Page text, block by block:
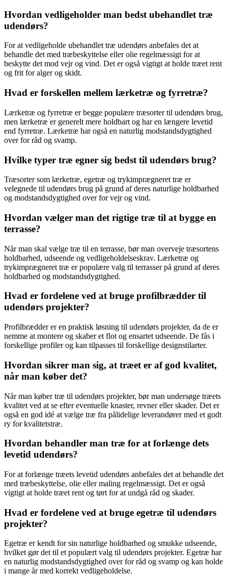
Hvordan vedligeholder man bedst ubehandlet træ
udendørs?
For at vedligeholde ubehandlet træ udendørs anbefales det at
behandle det med træbeskyttelse eller olie regelmæssigt for at
beskytte det mod vejr og vind. Det er også vigtigt at holde træet rent
og frit for alger og skidt.
Hvad er forskellen mellem lærketræ og fyrretræ?
Lærketræ og fyrretræ er begge populære træsorter til udendørs brug,
men lærketræ er generelt mere holdbart og har en længere levetid
end fyrretræ. Lærketræ har også en naturlig modstandsdygtighed
over for råd og svamp.
Hvilke typer træ egner sig bedst til udendørs brug?
Træsorter som lærketræ, egetræ og trykimprægneret træ er
velegnede til udendørs brug på grund af deres naturlige holdbarhed
og modstandsdygtighed over for vejr og vind.
Hvordan vælger man det rigtige træ til at bygge en
terrasse?
Når man skal vælge træ til en terrasse, bør man overveje træsortens
holdbarhed, udseende og vedligeholdelseskrav. Lærketræ og
trykimprægneret træ er populære valg til terrasser på grund af deres
holdbarhed og modstandsdygtighed.
Hvad er fordelene ved at bruge profilbrædder til
udendørs projekter?
Profilbrædder er en praktisk løsning til udendørs projekter, da de er
nemme at montere og skaber et flot og ensartet udseende. De fås i
forskellige profiler og kan tilpasses til forskellige designstilarter.
Hvordan sikrer man sig, at træet er af god kvalitet,
når man køber det?
Når man køber træ til udendørs projekter, bør man undersøge træets
kvalitet ved at se efter eventuelle knaster, revner eller skader. Det er
også en god idé at vælge træ fra pålidelige leverandører med et godt
ry for kvalitetstræ.
Hvordan behandler man træ for at forlænge dets
levetid udendørs?
For at forlænge træets levetid udendørs anbefales det at behandle det
med træbeskyttelse, olie eller maling regelmæssigt. Det er også
vigtigt at holde træet rent og tørt for at undgå råd og skader.
Hvad er fordelene ved at bruge egetræ til udendørs
projekter?
Egetræ er kendt for sin naturlige holdbarhed og smukke udseende,
hvilket gør det til et populært valg til udendørs projekter. Egetræ har
en naturlig modstandsdygtighed over for råd og svamp og kan holde
i mange år med korrekt vedligeholdelse.